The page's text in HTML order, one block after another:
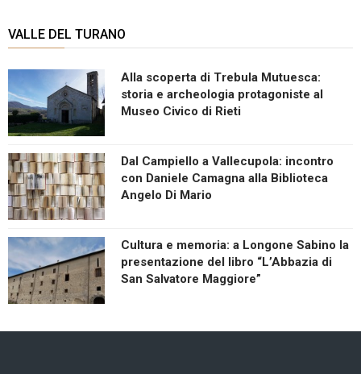
VALLE DEL TURANO
Alla scoperta di Trebula Mutuesca:
storia e archeologia protagoniste al
Museo Civico di Rieti
Dal Campiello a Vallecupola: incontro
con Daniele Camagna alla Biblioteca
Angelo Di Mario
Cultura e memoria: a Longone Sabino la
presentazione del libro “L’Abbazia di
San Salvatore Maggiore”